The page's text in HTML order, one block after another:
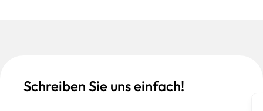
Schreiben Sie uns einfach!